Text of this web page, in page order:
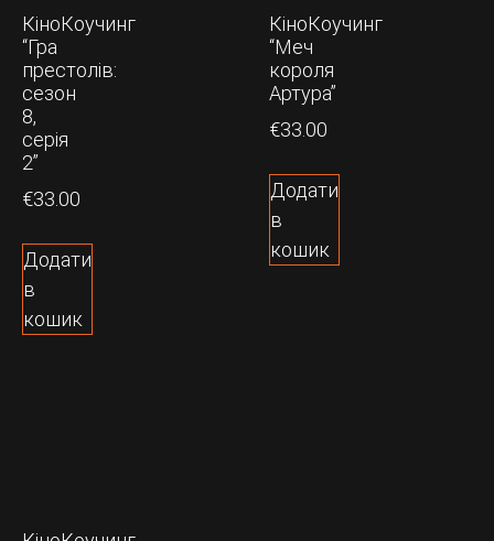
КіноКоучинг
“Гра
престолів:
сезон
8,
серія
2”
€33.00
Додати
в
кошик
КіноКоучинг
“Меч
короля
Артура”
€33.00
Додати
в
кошик